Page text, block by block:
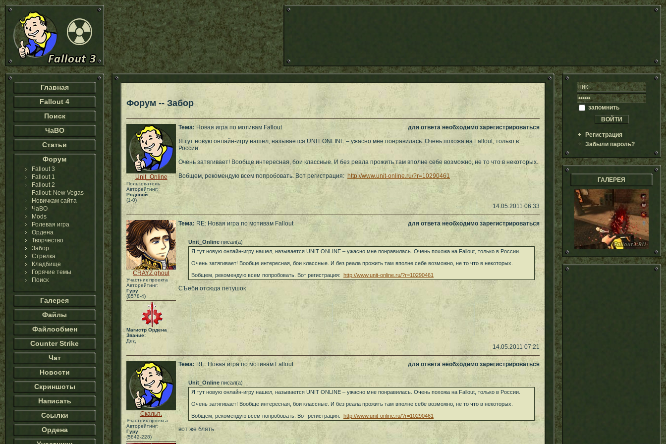
Главная
Fallout 4
Поиск
ЧаВО
Статьи
Форум
Fallout 3
Fallout 1
Fallout 2
Fallout: New Vegas
Новичкам сайта
ЧаВО
Mods
Ролевая игра
Ордена
Творчество
Забор
Стрелка
Кладбище
Горячие темы
Поиск
Галерея
Файлы
Файлообмен
Counter Strike
Чат
Новости
Скриншоты
Написать
Ссылки
Ордена
Форум -- Забор
Unit_Online
Пользователь
Авторейтинг:
Рядовой
(1-0)
Тема: Новая игра по мотивам Fallout
для ответа необходимо зарегистрироваться
Я тут новую онлайн-игру нашел, называется UNIT ONLINE – ужасно мне понравилась. Очень похожа на Fallout, только в
России.
Очень затягивает! Вообще интересная, бои классные. И без реала прожить там вполне себе возможно, не то что в некоторых.
Вобщем, рекомендую всем попробовать. Вот регистрация: http://www.unit-online.ru/?r=10290461
14.05.2011 06:33
CRAYZ ghoul
Участник проекта
Авторейтинг:
Гуру
(8578-4)
Магистр Ордена
Звание:
Дед
Тема: RE: Новая игра по мотивам Fallout для ответа необходимо зарегистрироваться
Unit_Online писал(а)
Я тут новую онлайн-игру нашел, называется UNIT ONLINE – ужасно мне понравилась. Очень похожа на Fallout, только в России.
Очень затягивает! Вообще интересная, бои классные. И без реала прожить там вполне себе возможно, не то что в некоторых.
Вобщем, рекомендую всем попробовать. Вот регистрация: http://www.unit-online.ru/?r=10290461
СЪеби отсюда петушок
14.05.2011 07:21
Скальп.
Участник проекта
Авторейтинг:
Гуру
(5842-228)
Тема: RE: Новая игра по мотивам Fallout для ответа необходимо зарегистрироваться
Unit_Online писал(а)
Я тут новую онлайн-игру нашел, называется UNIT ONLINE – ужасно мне понравилась. Очень похожа на Fallout, только в России.
Очень затягивает! Вообще интересная, бои классные. И без реала прожить там вполне себе возможно, не то что в некоторых.
Вобщем, рекомендую всем попробовать. Вот регистрация: http://www.unit-online.ru/?r=10290461
вот же блять
запомнить
Регистрация
Забыли пароль?
ГАЛЕРЕЯ